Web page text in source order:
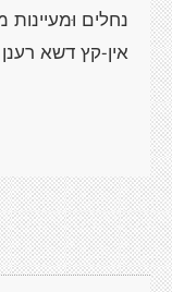
נחלים וּמעיינות
אין-קץ דשא